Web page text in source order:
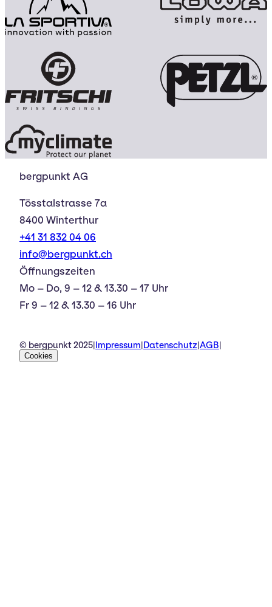
bergpunkt AG
Tösstalstrasse 7a
8400 Winterthur
+41 31 832 04 06
info@bergpunkt.ch
Öffnungszeiten
Mo – Do, 9 – 12 & 13.30 – 17 Uhr
Fr 9 – 12 & 13.30 – 16 Uhr
© bergpunkt 2025 Impressum Datenschutz AGB
Cookies